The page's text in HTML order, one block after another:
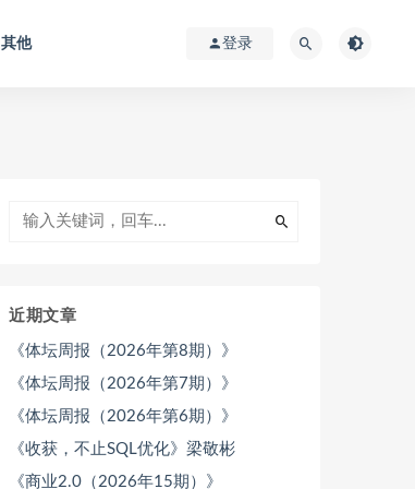
其他 登录
近期文章
《体坛周报（2026年第8期）》
《体坛周报（2026年第7期）》
《体坛周报（2026年第6期）》
《收获，不止SQL优化》梁敬彬
《商业2.0（2026年15期）》